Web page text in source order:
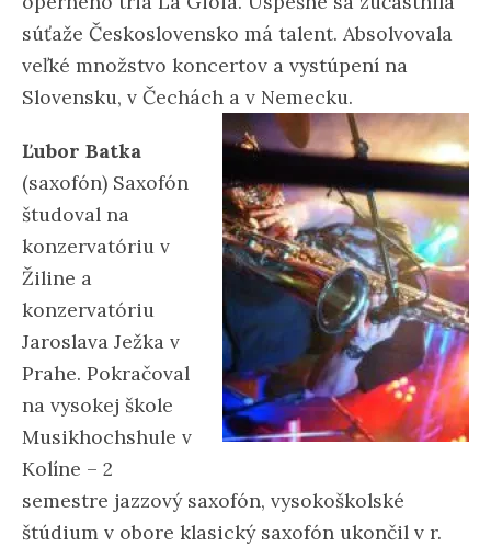
súťaže Československo má talent. Absolvovala
veľké množstvo koncertov a vystúpení na
Slovensku, v Čechách a v Nemecku.
Ľubor Batka
(saxofón) Saxofón
študoval na
konzervatóriu v
Žiline a
konzervatóriu
Jaroslava Ježka v
Prahe. Pokračoval
na vysokej škole
Musikhochshule v
Kolíne – 2
semestre jazzový saxofón, vysokoškolské
štúdium v obore klasický saxofón ukončil v r.